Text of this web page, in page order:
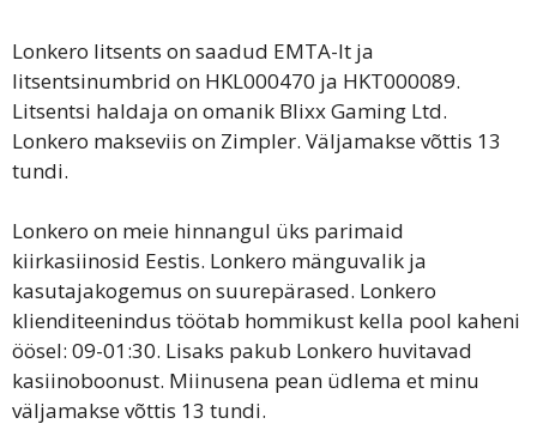
Lonkero litsents on saadud EMTA-lt ja
litsentsinumbrid on HKL000470 ja HKT000089.
Litsentsi haldaja on omanik Blixx Gaming Ltd.
Lonkero makseviis on Zimpler. Väljamakse võttis 13
tundi.
Lonkero on meie hinnangul üks parimaid
kiirkasiinosid Eestis. Lonkero mänguvalik ja
kasutajakogemus on suurepärased. Lonkero
klienditeenindus töötab hommikust kella pool kaheni
öösel: 09-01:30. Lisaks pakub Lonkero huvitavad
kasiinoboonust. Miinusena pean üdlema et minu
väljamakse võttis 13 tundi.